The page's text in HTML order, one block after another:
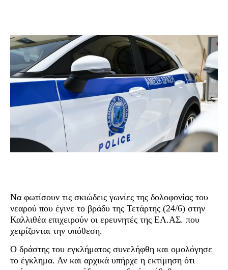
Να φωτίσουν τις σκιώδεις γωνίες της δολοφονίας του
νεαρού που έγινε το βράδυ της Τετάρτης (24/6) στην
Καλλιθέα επιχειρούν οι ερευνητές της ΕΛ.ΑΣ. που
χειρίζονται την υπόθεση.
Ο δράστης του εγκλήματος συνελήφθη και ομολόγησε
το έγκλημα. Αν και αρχικά υπήρχε η εκτίμηση ότι